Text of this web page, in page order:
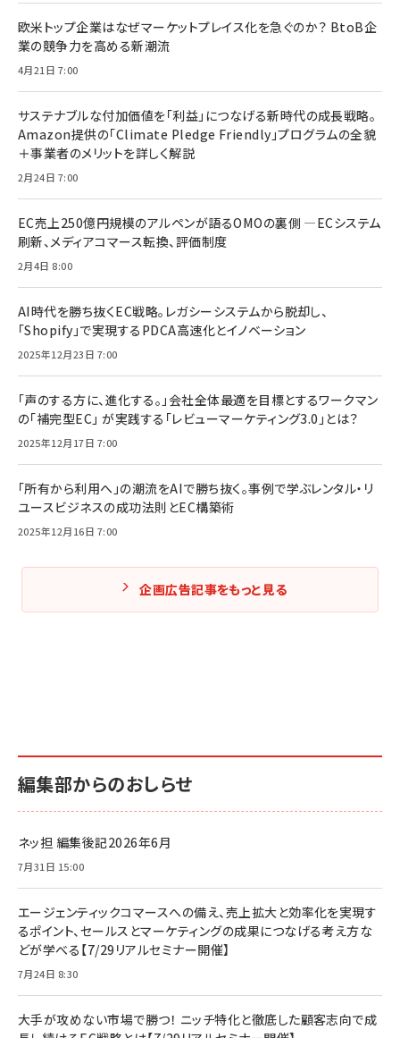
欧米トップ企業はなぜマーケットプレイス化を急ぐのか？ BtoB企
業の競争力を高める新潮流
4月21日 7:00
サステナブルな付加価値を「利益」につなげる新時代の成長戦略。
Amazon提供の「Climate Pledge Friendly」プログラムの全貌
＋事業者のメリットを詳しく解説
2月24日 7:00
EC売上250億円規模のアルペンが語るOMOの裏側 ―ECシステム
刷新、メディアコマース転換、評価制度
2月4日 8:00
AI時代を勝ち抜くEC戦略。レガシーシステムから脱却し、
「Shopify」で実現するPDCA高速化とイノベーション
2025年12月23日 7:00
「声のする方に、進化する。」会社全体最適を目標とするワークマン
の「補完型EC」 が実践する「レビューマーケティング3.0」とは？
2025年12月17日 7:00
「所有から利用へ」の潮流をAIで勝ち抜く。事例で学ぶレンタル・リ
ユースビジネスの成功法則とEC構築術
2025年12月16日 7:00
企画広告記事をもっと見る
編集部からのおしらせ
ネッ担 編集後記2026年6月
7月31日 15:00
エージェンティックコマースへの備え、売上拡大と効率化を実現す
るポイント、セールスとマーケティングの成果につなげる考え方な
どが学べる【7/29リアルセミナー開催】
7月24日 8:30
大手が攻めない市場で勝つ！ ニッチ特化と徹底した顧客志向で成